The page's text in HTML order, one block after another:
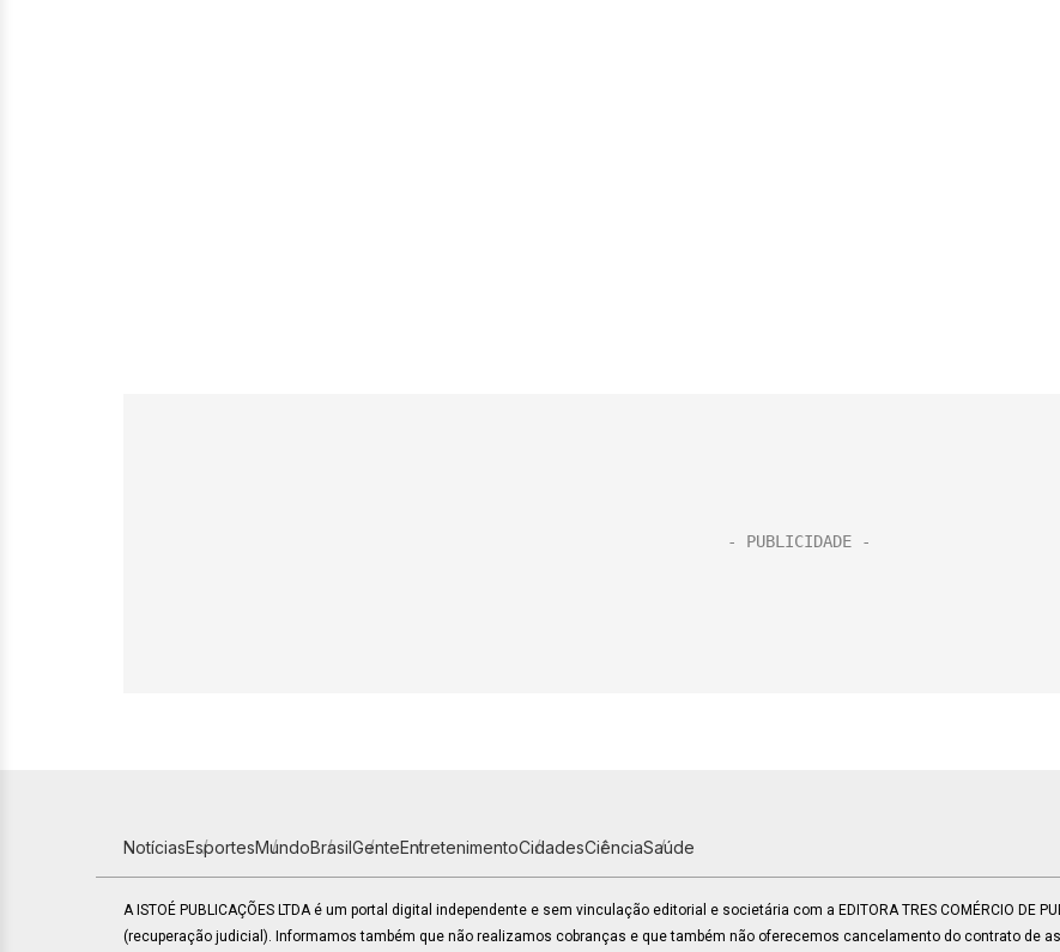
NotíciasEsportesMundoBrasilGenteEntretenimentoCidadesCiênciaSaúde
A ISTOÉ PUBLICAÇÕES LTDA é um portal digital independente e sem vinculação editorial e societária com a EDITORA TRES COMÉRCIO DE
(recuperação judicial). Informamos também que não realizamos cobranças e que também não oferecemos cancelamento do contrato de